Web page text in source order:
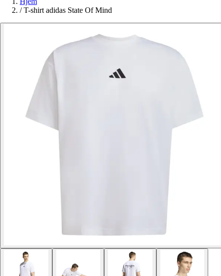
/ T-shirt adidas State Of Mind